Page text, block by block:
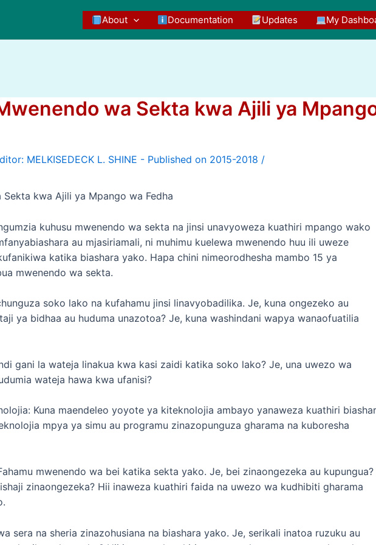
About Documentation Updates My
wa Sekta kwa Ajili ya
/
Sekta kwa Ajili ya Mpango wa Fedha
kuhusu mwenendo wa sekta na jinsi unavyoweza kuathiri mpango wako
au mjasiriamali, ni muhimu kuelewa mwenendo huu ili uweze
katika biashara yako. Hapa chini nimeorodhesha mambo 15 ya
mwenendo wa sekta.
soko lako na kufahamu jinsi linavyobadilika. Je, kuna ongezeko au
ya bidhaa au huduma unazotoa? Je, kuna washindani wapya wanaofuatilia
gani la wateja linakua kwa kasi zaidi katika soko lako? Je, una uwezo wa
wateja hawa kwa ufanisi?
Kuna maendeleo yoyote ya kiteknolojia ambayo yanaweza kuathiri
mpya ya simu au programu zinazopunguza gharama na kuboresha
mwenendo wa bei katika sekta yako. Je, bei zinaongezeka au kupungua?
zinaongezeka? Hii inaweza kuathiri faida na uwezo wa kudhibiti gharama
sera na sheria zinazohusiana na biashara yako. Je, serikali inatoa ruzuku au